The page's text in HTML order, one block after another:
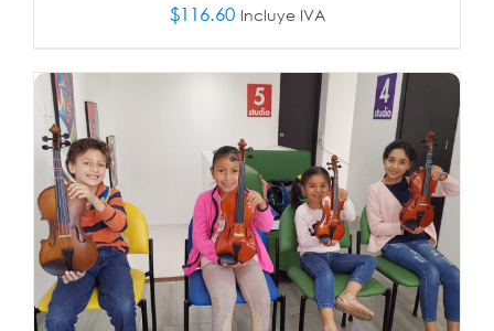
AÑADIR AL CARRITO DETALLES
$116.60 Incluye IVA